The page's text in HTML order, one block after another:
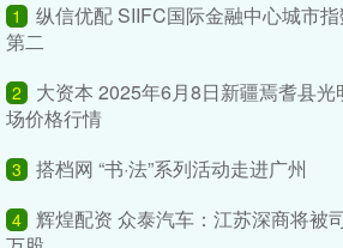
1
纵信优配 SIIFC国际金融中心城市
第二
2
大资本 2025年6月8日新疆焉耆县
场价格行情
3 搭档网 “书·法”系列活动走进广州
4 辉煌配资 众泰汽车：江苏深商将被